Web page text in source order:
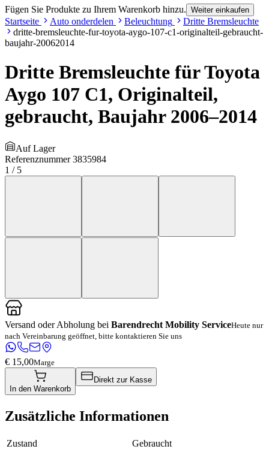
Fügen Sie Produkte zu Ihrem Warenkorb hinzu. Weiter einkaufen
Startseite Auto onderdelen Beleuchtung
Dritte Bremsleuchte
dritte-bremsleuchte-fur-toyota-aygo-107-c1-originalteil-gebraucht-
baujahr-20062014
Dritte Bremsleuchte für Toyota
Aygo 107 C1, Originalteil,
gebraucht, Baujahr 2006–2014
Auf Lager
Referenznummer 3835984
1 / 5
Versand oder Abholung bei Barendrecht Mobility ServiceHeute nur
nach Vereinbarung geöffnet, bitte kontaktieren Sie uns
€ 15,00Marge
In den Warenkorb
Direkt zur Kasse
Zusätzliche Informationen
Zustand
Gebraucht